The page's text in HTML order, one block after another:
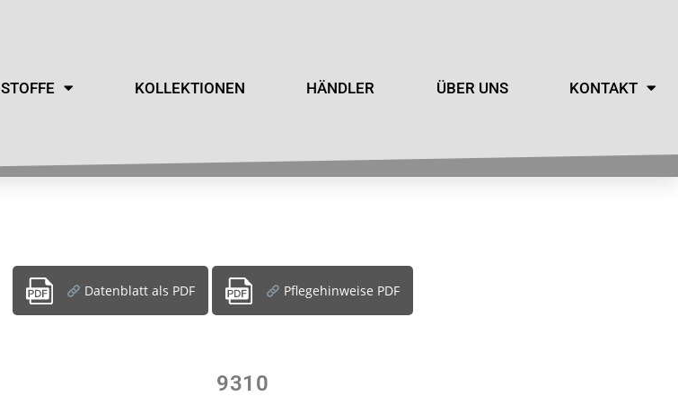
STOFFE KOLLEKTIONEN HÄNDLER ÜBER UNS KONTAKT
Datenblatt als PDF Pflegehinweise PDF
9310